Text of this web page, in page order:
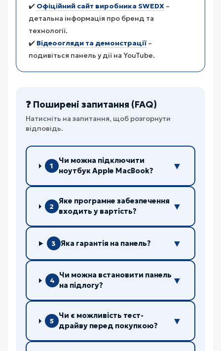
✔️ Офіційний сайт виробника SWEDX –
детальна інформація про бренд та
технології.
✔️ Відеоогляди та демонстрації–
подивіться панель у дії на YouTube.
❓ Поширені запитання (FAQ)
Натисніть на запитання, щоб розгорнути
відповідь.
1
Чи можна підключити
ноутбук Apple MacBook?
▼
2
Яке програмне забезпечення
входить у вартість?
▼
3 Яка гарантія на панель? ▼
4
Чи можна встановити панель
на підлогу?
▼
5
Чи є можливість тест-
драйву перед покупкою?
▼